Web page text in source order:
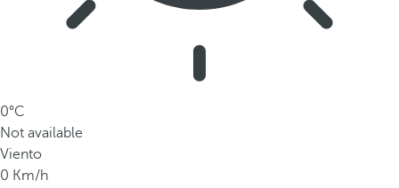
0°C
Not available
Viento
0 Km/h